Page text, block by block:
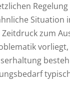
Situation
zum